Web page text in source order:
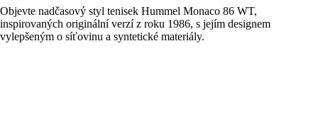
Objevte nadčasový styl tenisek Hummel Monaco 86 WT,
inspirovaných originální verzí z roku 1986, s jejím designem
vylepšeným o síťovinu a syntetické materiály.